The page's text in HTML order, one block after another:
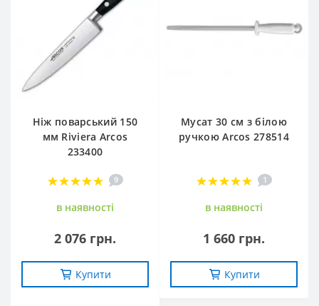
Ніж поварський 150
мм Riviera Arcos
233400
9
в наявностi
2 076 грн.
Купити
Мусат 30 см з білою
ручкою Arcos 278514
1
в наявностi
1 660 грн.
Купити